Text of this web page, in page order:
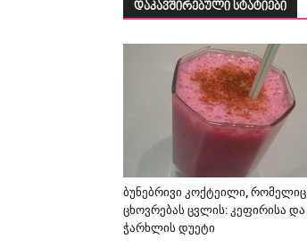
დაკავშირებული სტატიები
ბუნებრივი კოქტეილი, რომელიც
ცხოვრებას ცვლის: კეფირისა და
ჭარხლის დუეტი